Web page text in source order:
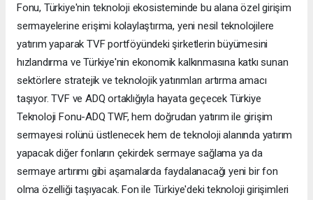
Fonu, Türkiye'nin teknoloji ekosisteminde bu alana özel girişim
sermayelerine erişimi kolaylaştırma, yeni nesil teknolojilere
yatırım yaparak TVF portföyündeki şirketlerin büyümesini
hızlandırma ve Türkiye'nin ekonomik kalkınmasına katkı sunan
sektörlere stratejik ve teknolojik yatırımları artırma amacı
taşıyor. TVF ve ADQ ortaklığıyla hayata geçecek Türkiye
Teknoloji Fonu-ADQ TWF, hem doğrudan yatırım ile girişim
sermayesi rolünü üstlenecek hem de teknoloji alanında yatırım
yapacak diğer fonların çekirdek sermaye sağlama ya da
sermaye artırımı gibi aşamalarda faydalanacağı yeni bir fon
olma özelliği taşıyacak. Fon ile Türkiye'deki teknoloji girişimleri